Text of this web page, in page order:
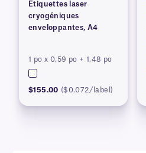
Étiquettes laser
cryogéniques
enveloppantes, A4
1 po x 0,59 po + 1,48 po
$155.00 ($0.072/label)